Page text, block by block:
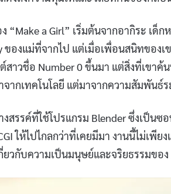
ง “Make a Girl” เริ่มต้นจากอากิระ
ของแม่ที่จากไป แต่เมื่อเพื่อนสนิทของเ
สาวชื่อ Number 0 ขึ้นมา แต่สิ่งที่เขา
จากเทคโนโลยี แต่มาจากความสัมพันธ์
งสรรค์ที่ใช้โปรแกรม Blender ซึ่งเป็น
ให้ไปไกลกว่าที่เคยมีมา งานนี้ไม่เพี
ยวกับความเป็นมนุษย์และจริยธรรมของ